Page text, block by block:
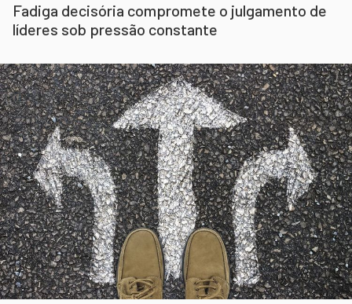
Fadiga decisória compromete o julgamento de
líderes sob pressão constante